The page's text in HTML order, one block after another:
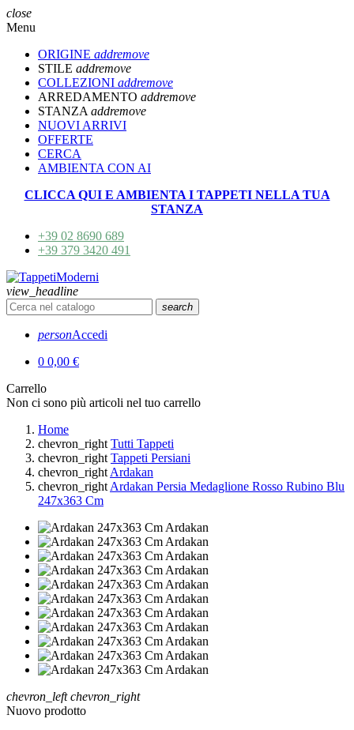
close
Menu
ORIGINE addremove
STILE addremove
COLLEZIONI addremove
ARREDAMENTO addremove
STANZA addremove
NUOVI ARRIVI
OFFERTE
CERCA
AMBIENTA CON AI
CLICCA QUI E AMBIENTA I TAPPETI NELLA TUA
STANZA
+39 02 8690 689
+39 379 3420 491
view_headline
search
personAccedi
0 0,00 €
Carrello
Non ci sono più articoli nel tuo carrello
Home
chevron_right Tutti Tappeti
chevron_right Tappeti Persiani
chevron_right Ardakan
chevron_right Ardakan Persia Medaglione Rosso Rubino Blu
247x363 Cm
chevron_left chevron_right
Nuovo prodotto